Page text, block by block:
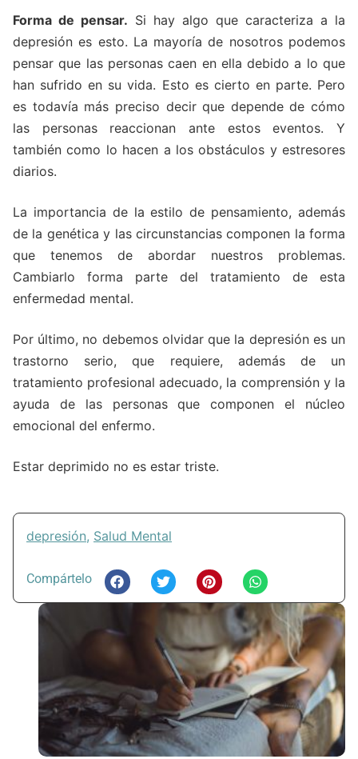
Forma de pensar. Si hay algo que caracteriza a la
depresión es esto. La mayoría de nosotros podemos
pensar que las personas caen en ella debido a lo que
han sufrido en su vida. Esto es cierto en parte. Pero
es todavía más preciso decir que depende de cómo
las personas reaccionan ante estos eventos. Y
también como lo hacen a los obstáculos y estresores
diarios.
La importancia de la estilo de pensamiento, además
de la genética y las circunstancias componen la forma
que tenemos de abordar nuestros problemas.
Cambiarlo forma parte del tratamiento de esta
enfermedad mental.
Por último, no debemos olvidar que la depresión es un
trastorno serio, que requiere, además de un
tratamiento profesional adecuado, la comprensión y la
ayuda de las personas que componen el núcleo
emocional del enfermo.
Estar deprimido no es estar triste.
depresión, Salud Mental
Compártelo